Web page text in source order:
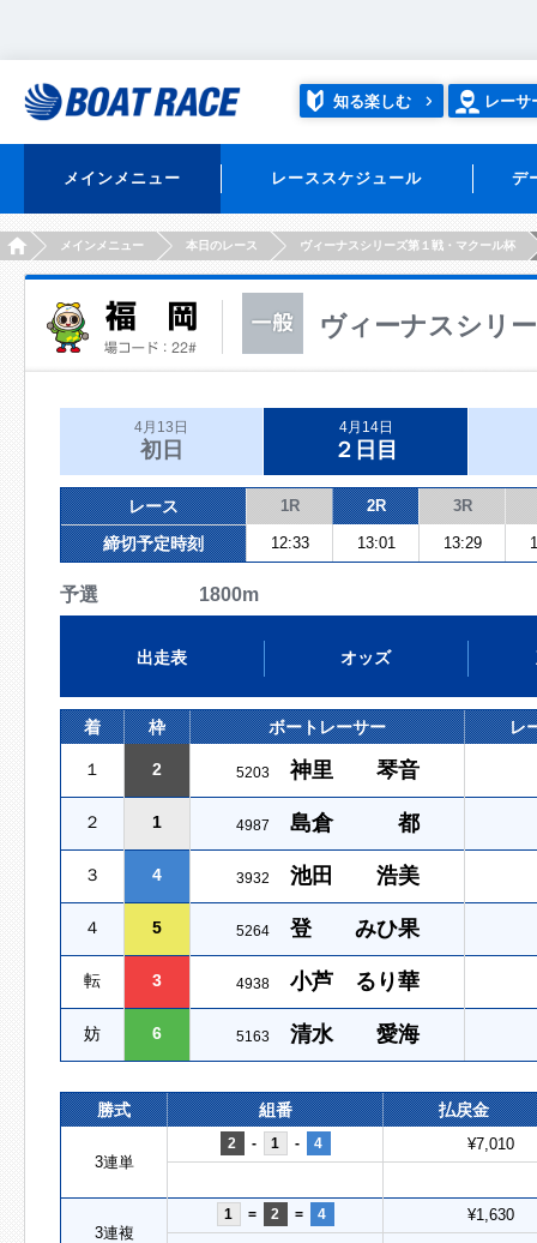
知る楽しむ レーサ
メインメニュー レーススケジュール デ
HOMEメインメニュー 本日のレース ヴィーナスシリーズ第１戦・マクール杯
ヴィーナスシリ
4月13日
初日
4月14日
２日目
レース 1R 2R 3R
締切予定時刻 12:33 13:01 13:29
予選 1800m
出走表 オッズ
着 枠 ボートレーサー レ
１ 2 5203 神里 琴音
２ 1 4987 島倉 都
３ 4 3932 池田 浩美
４ 5 5264 登 みひ果
転 3 4938 小芦 るり華
妨 6 5163 清水 愛海
勝式 組番 払戻金
3連単
2 - 1 - 4 ¥7,010
3連複
1 = 2 = 4 ¥1,630